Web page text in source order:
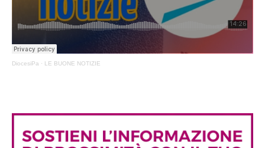
DiocesiPa · LE BUONE NOTIZIE